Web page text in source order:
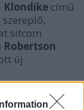
Klondike című
szereplő,
sitcom
Robertson
új
szereplők a